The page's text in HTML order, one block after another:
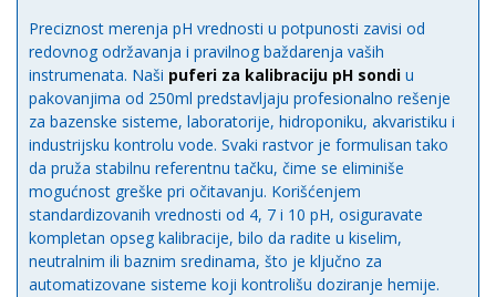
Preciznost merenja pH vrednosti u potpunosti zavisi od
redovnog održavanja i pravilnog baždarenja vaših
instrumenata. Naši puferi za kalibraciju pH sondi u
pakovanjima od 250ml predstavljaju profesionalno rešenje
za bazenske sisteme, laboratorije, hidroponiku, akvaristiku i
industrijsku kontrolu vode. Svaki rastvor je formulisan tako
da pruža stabilnu referentnu tačku, čime se eliminiše
mogućnost greške pri očitavanju. Korišćenjem
standardizovanih vrednosti od 4, 7 i 10 pH, osiguravate
kompletan opseg kalibracije, bilo da radite u kiselim,
neutralnim ili baznim sredinama, što je ključno za
automatizovane sisteme koji kontrolišu doziranje hemije.